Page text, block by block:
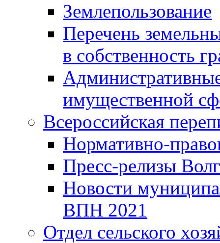
Землепользование
Перечень
в собственность
имущественной
Всероссийская
Нормативно-
Пресс-релизы
Новости
ВПН 2021
Отдел сельского